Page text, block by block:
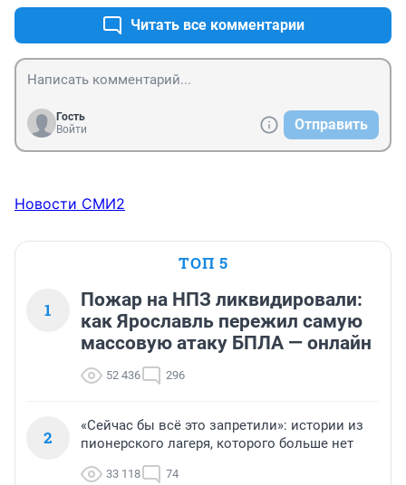
Читать все комментарии
Гость
Войти
Отправить
Новости СМИ2
ТОП 5
1
Пожар на НПЗ ликвидировали:
как Ярославль пережил самую
массовую атаку БПЛА — онлайн
52 436 296
2
«Сейчас бы всё это запретили»: истории из
пионерского лагеря, которого больше нет
33 118 74